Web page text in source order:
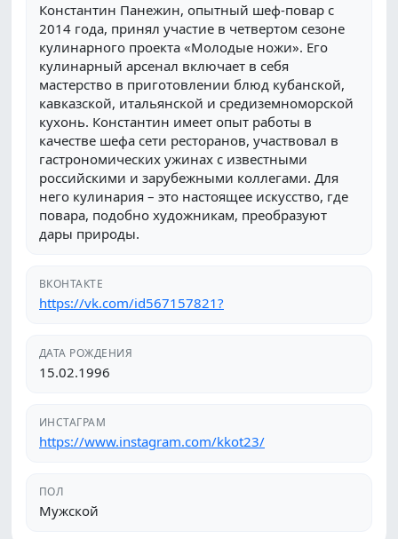
Константин Панежин, опытный шеф-повар с
2014 года, принял участие в четвертом сезоне
кулинарного проекта «Молодые ножи». Его
кулинарный арсенал включает в себя
мастерство в приготовлении блюд кубанской,
кавказской, итальянской и средиземноморской
кухонь. Константин имеет опыт работы в
качестве шефа сети ресторанов, участвовал в
гастрономических ужинах с известными
российскими и зарубежными коллегами. Для
него кулинария – это настоящее искусство, где
повара, подобно художникам, преобразуют
дары природы.
ВКОНТАКТЕ
https://vk.com/id567157821?
ДАТА РОЖДЕНИЯ
15.02.1996
ИНСТАГРАМ
https://www.instagram.com/kkot23/
ПОЛ
Мужской